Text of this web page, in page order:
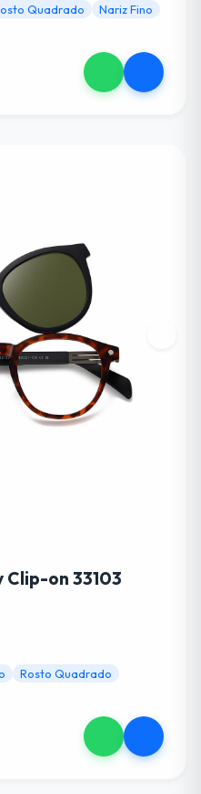
Quadrado
Nariz Fino
Clip-on 33103
Rosto Quadrado